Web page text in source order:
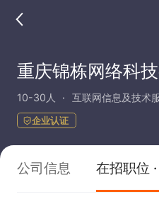
重庆锦栋网络科
10-30人 互联网信息及技术
企业认证
公司信息 在招职位